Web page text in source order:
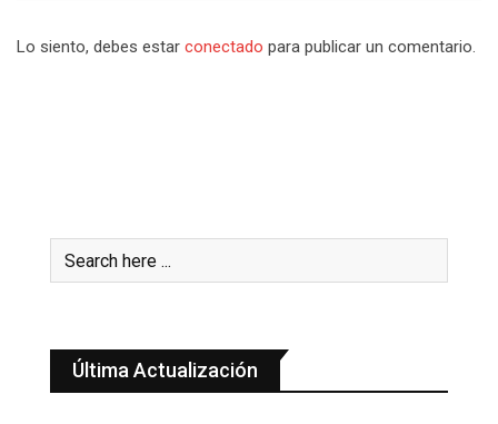
Lo siento, debes estar conectado para publicar un comentario.
Última Actualización